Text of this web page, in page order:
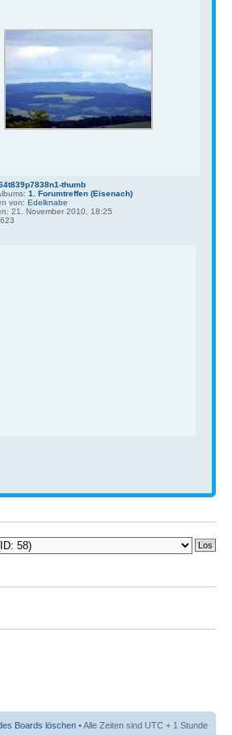
thumb
1. Forumtreffen (Eisenach)
von: Edelknabe
21. November 2010, 18:25
Boards löschen • Alle Zeiten sind UTC + 1 Stunde